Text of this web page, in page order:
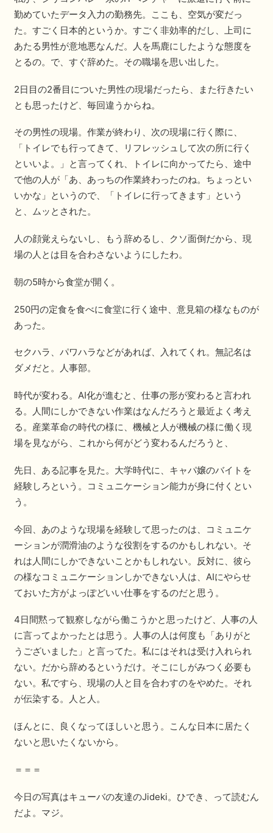
勤めていたデータ入力の勤務先。ここも、空気が変だっ
た。すごく日本的というか。すごく非効率的だし、上司に
あたる男性が意地悪なんだ。人を馬鹿にしたような態度を
とるの。で、すぐ辞めた。その職場を思い出した。
2日目の2番目についた男性の現場だったら、また行きたい
とも思ったけど、毎回違うからね。
その男性の現場。作業が終わり、次の現場に行く際に、
「トイレでも行ってきて、リフレッシュして次の所に行く
といいよ。」と言ってくれ、トイレに向かってたら、途中
で他の人が「あ、あっちの作業終わったのね。ちょっとい
いかな」というので、「トイレに行ってきます」という
と、ムッとされた。
人の顔覚えらないし、もう辞めるし、クソ面倒だから、現
場の人とは目を合わさないようにしたわ。
朝の5時から食堂が開く。
250円の定食を食べに食堂に行く途中、意見箱の様なものが
あった。
セクハラ、パワハラなどがあれば、入れてくれ。無記名は
ダメだと。人事部。
時代が変わる。AI化が進むと、仕事の形が変わると言われ
る。人間にしかできない作業はなんだろうと最近よく考え
る。産業革命の時代の様に、機械と人が機械の様に働く現
場を見ながら、これから何がどう変わるんだろうと、
先日、ある記事を見た。大学時代に、キャパ嬢のバイトを
経験しろという。コミュニケーション能力が身に付くとい
う。
今回、あのような現場を経験して思ったのは、コミュニケ
ーションが潤滑油のような役割をするのかもしれない。そ
れは人間にしかできないことかもしれない。反対に、彼ら
の様なコミュニケーションしかできない人は、AIにやらせ
ておいた方がよっぽどいい仕事をするのだと思う。
4日間黙って観察しながら働こうかと思ったけど、人事の人
に言ってよかったとは思う。人事の人は何度も「ありがと
うございました」と言ってた。私にはそれは受け入れられ
ない。だから辞めるというだけ。そこにしがみつく必要も
ない。私ですら、現場の人と目を合わすのをやめた。それ
が伝染する。人と人。
ほんとに、良くなってほしいと思う。こんな日本に居たく
ないと思いたくないから。
＝＝＝
今日の写真はキューバの友達のJideki。ひでき、って読むん
だよ。マジ。